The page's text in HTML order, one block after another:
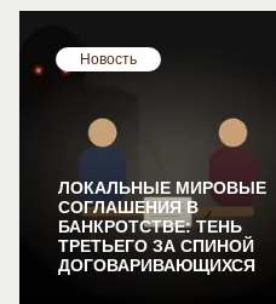
Новость
ЛОКАЛЬНЫЕ МИРОВЫЕ
СОГЛАШЕНИЯ В
БАНКРОТСТВЕ: ТЕНЬ
ТРЕТЬЕГО ЗА СПИНОЙ
ДОГОВАРИВАЮЩИХСЯ